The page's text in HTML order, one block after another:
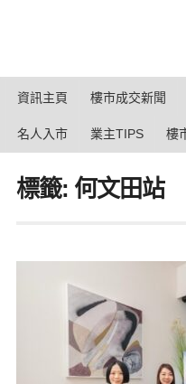
資訊主頁 樓市成交新聞
名人入市 業主TIPS 樓
標籤: 何文田站